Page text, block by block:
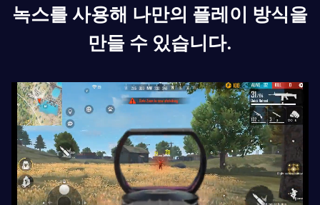
녹스를 사용해 나만의 플레이 방식을
만들 수 있습니다.